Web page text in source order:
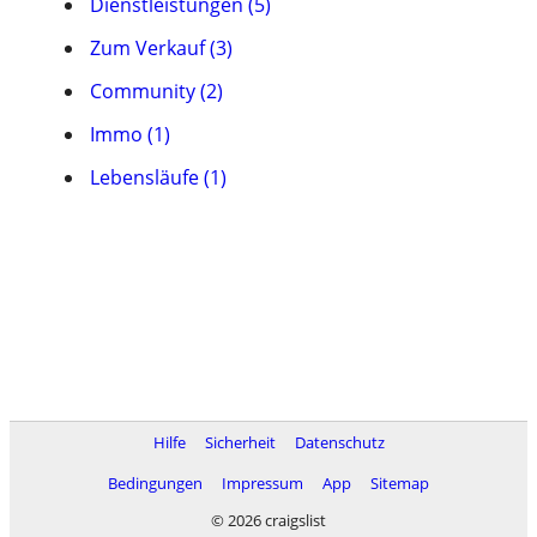
Zum Verkauf (3)
Community (2)
Immo (1)
Lebensläufe (1)
Hilfe Sicherheit
Datenschutz
Bedingungen
Impressum App
Sitemap
© 2026 craigslist